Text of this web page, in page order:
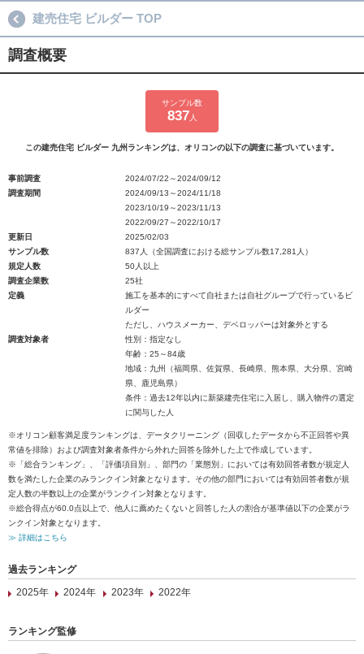
建売住宅 ビルダー TOP
調査概要
サンプル数
837 人
この建売住宅 ビルダー 九州ランキングは、オリコンの以下の調査に基づいています。
事前調査
2024/07/22～2024/09/12
調査期間
2024/09/13～2024/11/18
2023/10/19～2023/11/13
2022/09/27～2022/10/17
更新日
2025/02/03
サンプル数
837人（全国調査における総サンプル数17,281人）
規定人数
50人以上
調査企業数
25社
定義
施工を基本的にすべて自社または自社グループで行っているビ
ルダー
ただし、ハウスメーカー、デベロッパーは対象外とする
調査対象者
性別：指定なし
年齢：25～84歳
地域：九州（福岡県、佐賀県、長崎県、熊本県、大分県、宮崎
県、鹿児島県）
条件：過去12年以内に新築建売住宅に入居し、購入物件の選定
に関与した人
※オリコン顧客満足度ランキングは、データクリーニング（回収したデータから不正回答や異
常値を排除）および調査対象者条件から外れた回答を除外した上で作成しています。
※「総合ランキング」、「評価項目別」、部門の「業態別」においては有効回答者数が規定人
数を満たした企業のみランクイン対象となります。その他の部門においては有効回答者数が規
定人数の半数以上の企業がランクイン対象となります。
※総合得点が60.0点以上で、他人に薦めたくないと回答した人の割合が基準値以下の企業がラ
ンクイン対象となります。
≫ 詳細はこちら
過去ランキング
2025年
2024年 2023年 2022年
ランキング監修